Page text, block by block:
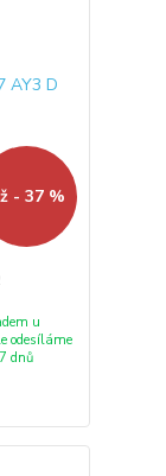
- 37 %
u
odesíláme
dnů